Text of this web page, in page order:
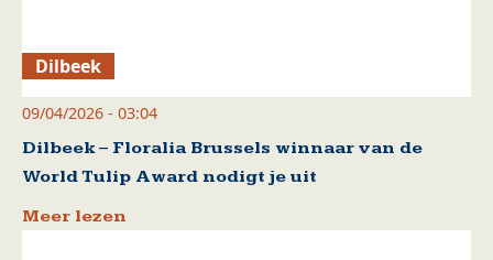
Dilbeek
09/04/2026 - 03:04
Dilbeek – Floralia Brussels winnaar van de
World Tulip Award nodigt je uit
Meer lezen